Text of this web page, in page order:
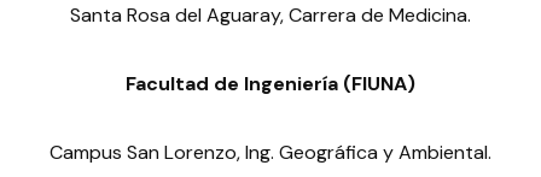
Santa Rosa del Aguaray, Carrera de Medicina.
Facultad de Ingeniería (FIUNA)
Campus San Lorenzo, Ing. Geográfica y Ambiental.